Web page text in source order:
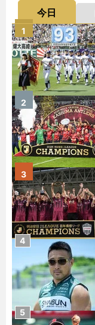
今日
1
2
3
4
5